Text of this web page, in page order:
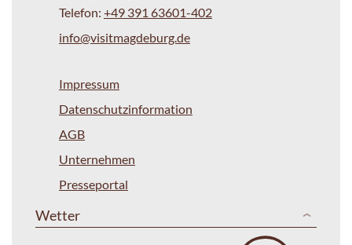
Telefon: +49 391 63601-402
info@visitmagdeburg.de
Impressum
Datenschutzinformation
AGB
Unternehmen
Presseportal
Wetter